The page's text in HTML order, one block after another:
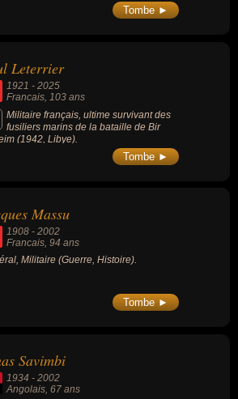
Tombe ►
Leterrier
1921 - 2025
Francais , 103 ans
Militaire français, ultime survivant des
fusiliers marins de la bataille de Bir
(1942, Libye).
Tombe ►
Massu
1908 - 2002
Francais, 94 ans
Militaire (Guerre, Histoire).
Tombe ►
Savimbi
1934 - 2002
Angolais , 67 ans